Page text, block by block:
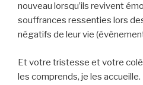
nouveau lorsqu’ils revivent
souffrances ressenties lors
négatifs de leur vie
Et votre tristesse et votre
les comprends, je les accueille.